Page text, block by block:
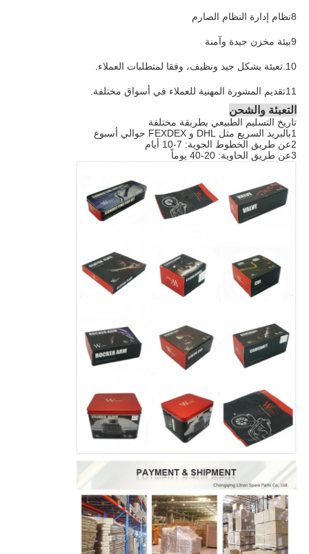
8نظام إدارة النظام الصارم
9بيئة مخزن جيدة وآمنة
10.تعبئة بشكل جيد ونظيف، وفقا لمتطلبات العملاء.
11تقديم المشورة المهنية للعملاء في أسواق مختلفة.
التعبئة والشحن
تاريخ التسليم الطبيعي بطريقة مختلفة
1بالبريد السريع مثل DHL و FEXDEX حوالي أسبوع
2عن طريق الخطوط الجوية: 7-10 أيام
3عن طريق الحاوية: 20-40 يوماً